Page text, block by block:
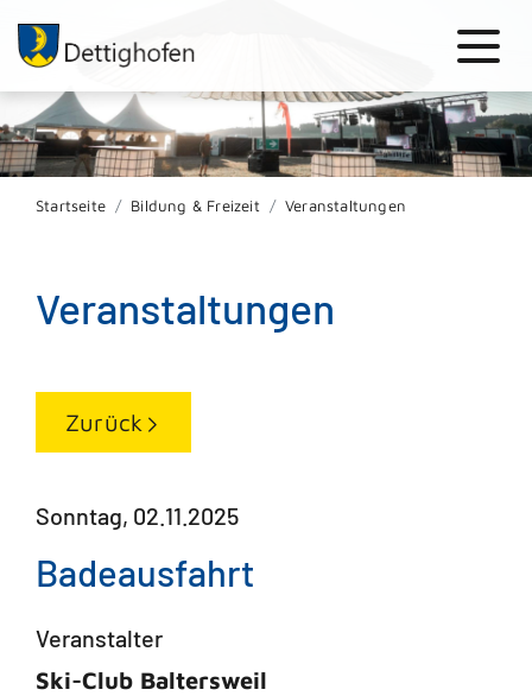
Startseite Bildung & Freizeit Veranstaltungen
Veranstaltungen
Zurück
Sonntag, 02.11.2025
Badeausfahrt
Veranstalter
Ski-Club Baltersweil